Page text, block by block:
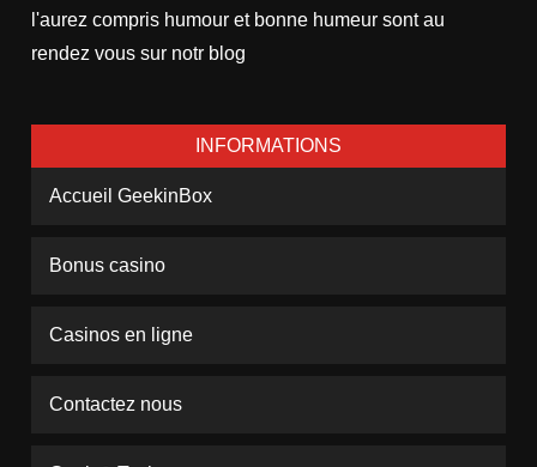
l'aurez compris humour et bonne humeur sont au
rendez vous sur notr blog
INFORMATIONS
Accueil GeekinBox
Bonus casino
Casinos en ligne
Contactez nous